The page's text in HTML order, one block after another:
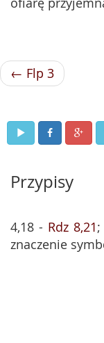
← Flp 3
Przypisy
4,18 - Rdz 8,21;
znaczenie